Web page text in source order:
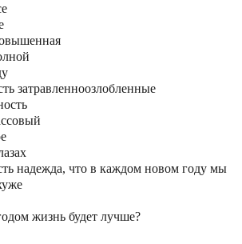
затравленноозлобленные
надежда, что в каждом новом году мы
жизнь будет лучше?